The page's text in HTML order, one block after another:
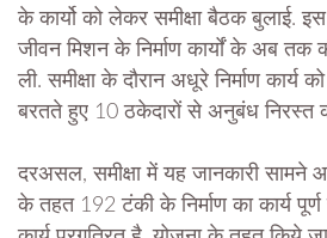
के कार्यो को लेकर समीक्षा बैठक
जीवन मिशन के निर्माण कार्यों के अब तक
ली. समीक्षा के दौरान अधूरे निर्माण
बरतते हुए 10 ठकेदारों से अनुबंध निरस्त
दरअसल, समीक्षा में यह जानकारी
के तहत 192 टंकी के निर्माण का कार्य